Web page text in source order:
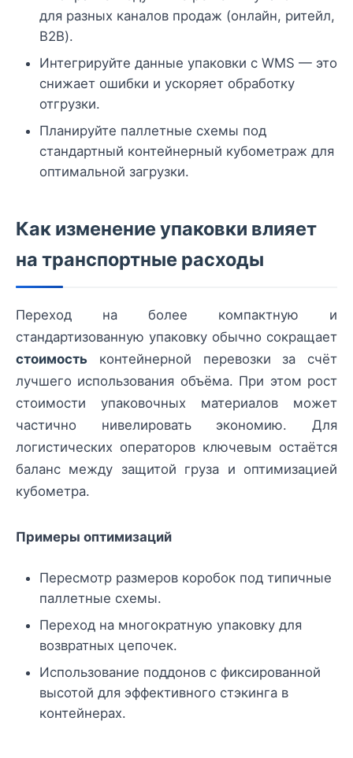
для разных каналов продаж (онлайн, ритейл,
B2B).
Интегрируйте данные упаковки с WMS — это
снижает ошибки и ускоряет обработку
отгрузки.
Планируйте паллетные схемы под
стандартный контейнерный кубометраж для
оптимальной загрузки.
Как изменение упаковки влияет
на транспортные расходы
Переход на более компактную и
стандартизованную упаковку обычно сокращает
стоимость контейнерной перевозки за счёт
лучшего использования объёма. При этом рост
стоимости упаковочных материалов может
частично нивелировать экономию. Для
логистических операторов ключевым остаётся
баланс между защитой груза и оптимизацией
кубометра.
Примеры оптимизаций
Пересмотр размеров коробок под типичные
паллетные схемы.
Переход на многократную упаковку для
возвратных цепочек.
Использование поддонов с фиксированной
высотой для эффективного стэкинга в
контейнерах.